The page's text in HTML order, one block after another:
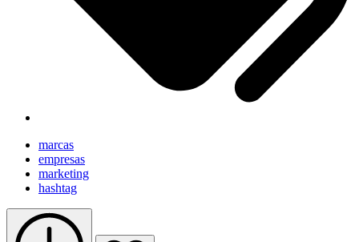
marcas
empresas
marketing
hashtag